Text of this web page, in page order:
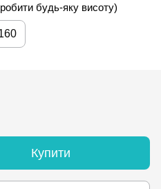
будь-яку висоту)
Купити